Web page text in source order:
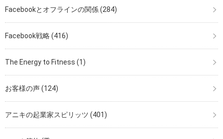
Facebookとオフラインの関係(284)
Facebook戦略(416)
The Energy to Fitness (1)
お客様の声(124)
アニキの起業家スピリッツ (401)